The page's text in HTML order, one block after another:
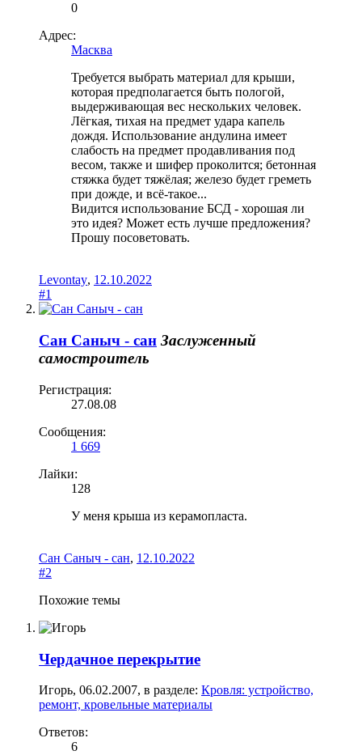
0
Адрес:
Масква
Требуется выбрать материал для крыши,
которая предполагается быть пологой,
выдерживающая вес нескольких человек.
Лёгкая, тихая на предмет удара капель
дождя. Использование андулина имеет
слабость на предмет продавливания под
весом, также и шифер проколится; бетонная
стяжка будет тяжёлая; железо будет греметь
при дожде, и всё-такое...
Видится использование БСД - хорошая ли
это идея? Может есть лучше предложения?
Прошу посоветовать.
Levontay, 12.10.2022
#1
Сан Саныч - сан Заслуженный
самостроитель
Регистрация:
27.08.08
Сообщения:
1 669
Лайки:
128
У меня крыша из керамопласта.
Сан Саныч - сан, 12.10.2022
#2
Похожие темы
Чердачное перекрытие
Игорь, 06.02.2007, в разделе: Кровля: устройство,
ремонт, кровельные материалы
Ответов:
6